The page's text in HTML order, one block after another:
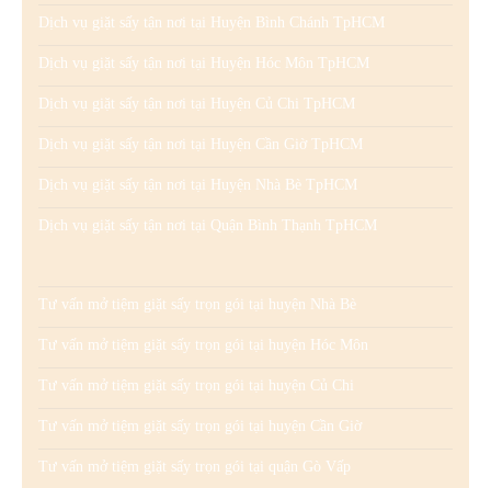
Dịch vụ giặt sấy tận nơi tại Huyện Bình Chánh TpHCM
Dịch vụ giặt sấy tận nơi tại Huyện Hóc Môn TpHCM
Dịch vụ giặt sấy tận nơi tại Huyện Củ Chi TpHCM
Dịch vụ giặt sấy tận nơi tại Huyện Cần Giờ TpHCM
Dịch vụ giặt sấy tận nơi tại Huyện Nhà Bè TpHCM
Dịch vụ giặt sấy tận nơi tại Quận Bình Thạnh TpHCM
Tư vấn mở tiệm giặt sấy trọn gói tại huyện Nhà Bè
Tư vấn mở tiệm giặt sấy trọn gói tại huyện Hóc Môn
Tư vấn mở tiệm giặt sấy trọn gói tại huyện Củ Chi
Tư vấn mở tiệm giặt sấy trọn gói tại huyện Cần Giờ
Tư vấn mở tiệm giặt sấy trọn gói tại quận Gò Vấp